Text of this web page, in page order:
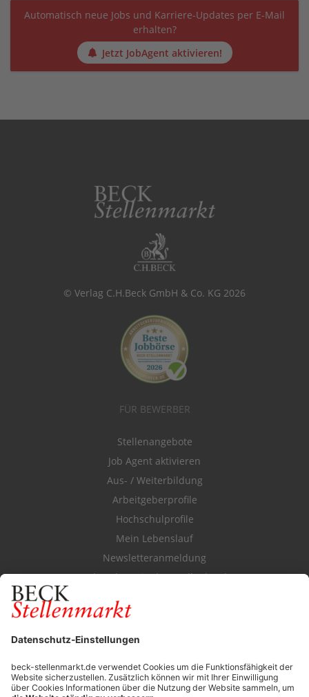
Automatisch neue Jobs und Karriere-Updates per E-Mail
erhalten?
Jetzt JobAgent aktivieren!
© Verlag C.H.Beck GmbH & Co. KG 2026
FÜR BEWERBER
Stellenangebote
Job Agent aktivieren
Aus- / Weiterbildung
Arbeitgeberprofile
Hochschulprofile
Mein Lebenslauf
Newsletteranmeldung
Durchsuchen Sie den Stellenkatalog
FÜR ARBEITGEBER
Stellenmarktpreise
Anzeigen-AGB
Media-Daten